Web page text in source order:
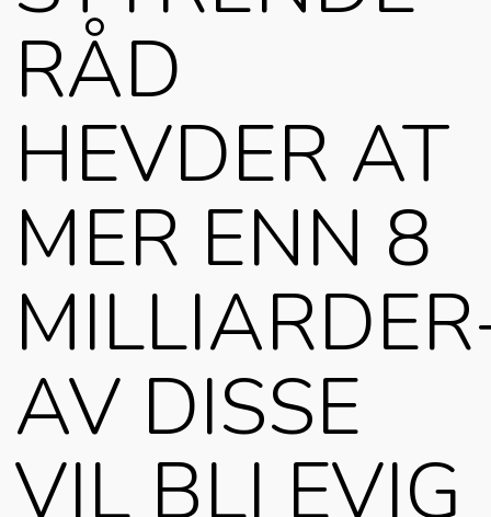
RÅD
HEVDER AT
MER ENN 8
AV DISSE
VIL BLI EVIG